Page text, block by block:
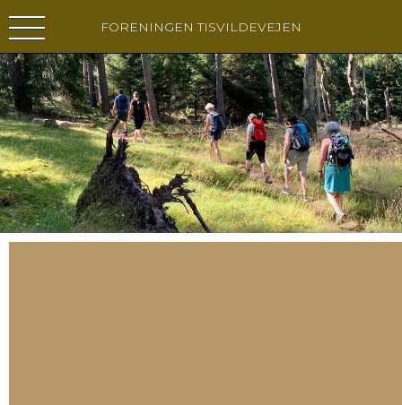
FORENINGEN TISVILDEVEJEN